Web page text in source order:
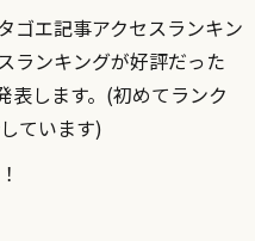
ゴエ記事アクセスランキン
ランキングが好評だった
表します。(初めてランク
ています)